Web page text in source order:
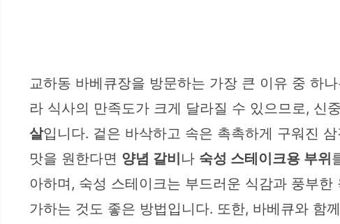
교하동 바베큐장을 방문하는 가장 큰 이유 중 하
라 식사의 만족도가 크게 달라질 수 있으므로, 신
살입니다. 겉은 바삭하고 속은 촉촉하게 구워진
맛을 원한다면 양념 갈비나 숙성 스테이크용 부위
아하며, 숙성 스테이크는 부드러운 식감과 풍부
가하는 것도 좋은 방법입니다. 또한, 바베큐와 함